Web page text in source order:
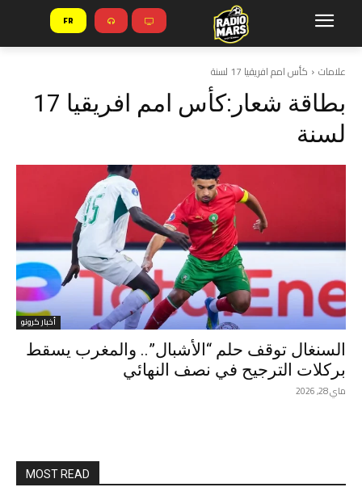
FR
علامات كأس امم افريقيا 17 لسنة
بطاقة شعار:
كأس امم افريقيا 17
لسنة
أخبار كرونو
السنغال توقف حلم “الأشبال”.. والمغرب يسقط
بركلات الترجيح في نصف النهائي
ماي 28, 2026
MOST READ